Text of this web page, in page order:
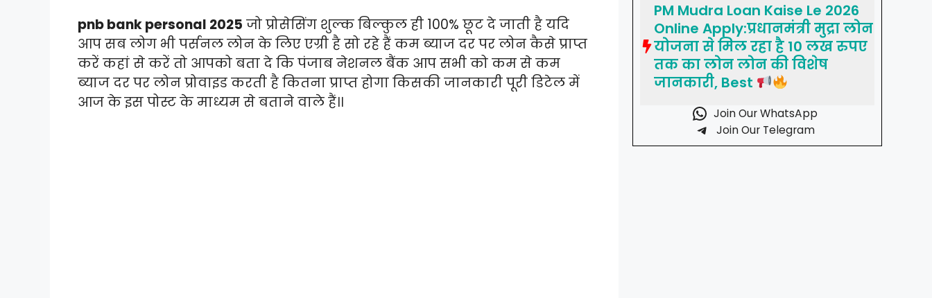
pnb bank personal 2025 जो प्रोसेसिंग शुल्क बिल्कुल ही 100% छूट दे जाती है यदि
आप सब लोग भी पर्सनल लोन के लिए एग्री है सो रहे हैं कम ब्याज दर पर लोन कैसे प्राप्त
करें कहां से करें तो आपको बता दे कि पंजाब नेशनल बैंक आप सभी को कम से कम
ब्याज दर पर लोन प्रोवाइड करती है कितना प्राप्त होगा किसकी जानकारी पूरी डिटेल में
आज के इस पोस्ट के माध्यम से बताने वाले हैं।।
PM Mudra Loan Kaise Le 2026
Online Apply:प्रधानमंत्री मुद्रा लोन
योजना से मिल रहा है 10 लख रुपए
तक का लोन लोन की विशेष
जानकारी, Best
Join Our WhatsApp
Join Our Telegram